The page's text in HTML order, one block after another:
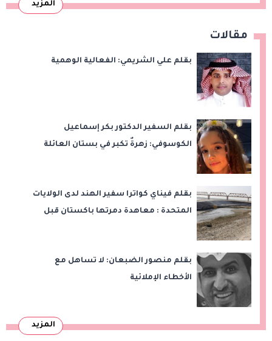
المزيد
مقالات
بقلم علي الشريمي: الفعالية الوهمية
بقلم السفير الدكتور بكر إسماعيل
الكوسوفي: زهرةٌ تكبر في بستان العائلة
بقلم فيناي كواترا سفير الهند لدى الولايات
المتحدة : معاهدة دمرتها باكستان قبل
بقلم منصور الضبعان: لا تساهل مع
الأخطاء الإملائية
المزيد